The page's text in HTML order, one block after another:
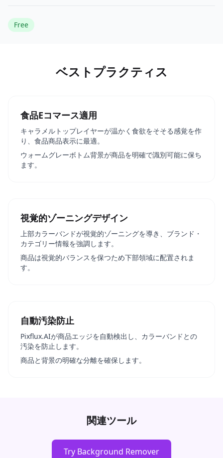
Free
ベストプラクティス
食品Eコマース適用
キャラメルトップレイヤーが温かく食欲をそそる感覚を作
り、食品商品表示に最適。
ウォームグレーボトム背景が商品を明確で識別可能に保ち
ます。
視覚的ゾーニングデザイン
上部カラーバンドが視覚的ゾーニングを導き、ブランド・
カテゴリー情報を強調します。
商品は視覚的バランスを保つため下部領域に配置されま
す。
自動汚染防止
Pixflux.AIが商品エッジを自動検出し、カラーバンドとの
汚染を防止します。
商品と背景の明確な分離を確保します。
関連ツール
Try Background Remover